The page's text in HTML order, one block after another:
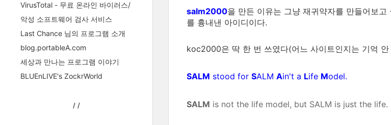
VirusTotal - 무료 온라인 바이러스/
악성 소프트웨어 검사 서비스
Last Chance 님의 프로그램 소개
blog.portableA.com
세상과 만나는 프로그램 이야기
BLUEnLIVE's ZockrWorld
/ /
salm2000을 만든 이유는 그냥 재귀약자를 만들어보고
를 흉내낸 아이디이다.
koc2000은 딱 한 번 쓰였다(어느 사이트인지는 기억
SALM stood for SALM Ain't a Life Model.
SALM is not the life model, but SALM is just the life.